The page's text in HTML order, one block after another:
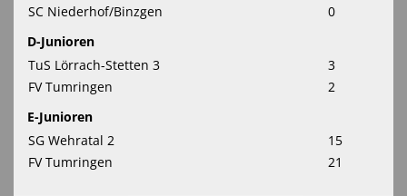
SC Niederhof/Binzgen
0
D-Junioren
TuS Lörrach-Stetten 3
3
FV Tumringen
2
E-Junioren
SG Wehratal 2
15
FV Tumringen
21